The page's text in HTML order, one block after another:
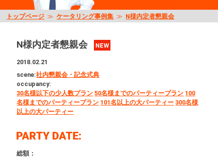
トップページ ≫ケータリング事例集 ≫ N様内定者懇親会
N様内定者懇親会 NEW
2018.02.21
scene:社内懇親会・記念式典
occupancy:
30名様以下の少人数プラン 50名様までのパーティープラン 100
名様までのパーティープラン 101名以上の大パーティー 300名様
以上の大パーティー
総額：